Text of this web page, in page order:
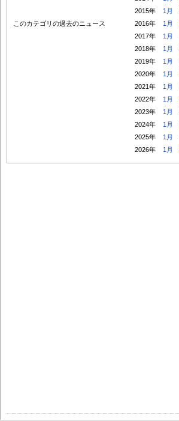
このカテゴリの過去のニュース
2015年
1月
2016年
1月
2017年
1月
2018年
1月
2019年
1月
2020年
1月
2021年
1月
2022年
1月
2023年
1月
2024年
1月
2025年
1月
2026年
1月